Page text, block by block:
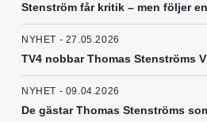
Stenström får kritik – men följer
NYHET - 27.05.2026
TV4 nobbar Thomas Stenströms
NYHET - 09.04.2026
De gästar Thomas Stenströms